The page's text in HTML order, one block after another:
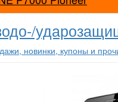
новинки, купоны и